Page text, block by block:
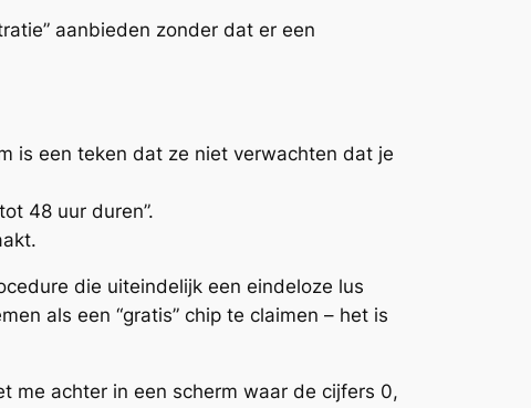
aanbieden zonder dat er een
is een teken dat ze niet verwachten dat je
48 uur duren”.
die uiteindelijk een eindeloze lus
als een “gratis” chip te claimen – het is
me achter in een scherm waar de cijfers 0,